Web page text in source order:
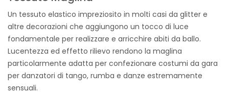
Un tessuto elastico impreziosito in molti casi da glitter e
altre decorazioni che aggiungono un tocco di luce
fondamentale per realizzare e arricchire abiti da ballo.
Lucentezza ed effetto rilievo rendono la maglina
particolarmente adatta per confezionare costumi da gara
per danzatori di tango, rumba e danze estremamente
sensuali.